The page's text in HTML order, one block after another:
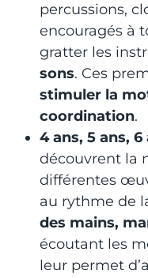
percussions,
encouragés à
gratter les
sons. Ces
stimuler la
coordination.
4 ans, 5 ans, 6
découvrent la
différentes
au rythme de
des mains,
écoutant les
leur permet